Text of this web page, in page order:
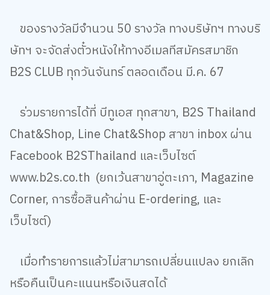
ของรางวัลมีจำนวน 50 รางวัล ทางบริษัทฯ ทางบริ
ษัทฯ จะจัดส่งตั๋วหนังให้ทางอีเมลทีสมัครสมาชิก
B2S CLUB ทุกวันจันทร์ ตลอดเดือน มี.ค. 67
ร่วมรายการได้ที่ บีทูเอส ทุกสาขา, B2S Thailand
Chat&Shop, Line Chat&Shop สาขา inboxผ่าน
Facebook B2SThailand และเว็บไซต์
www.b2s.co.th (ยกเว้นสาขาอู่ตะเภา, Magazine
Corner, การซื้อสินค้าผ่าน E-ordering, และ
เว็บไซต์)
เมื่อทำรายการแล้วไม่สามารถเปลี่ยนแปลง ยกเลิก
หรือคืนเป็นคะแนนหรือเงินสดได้